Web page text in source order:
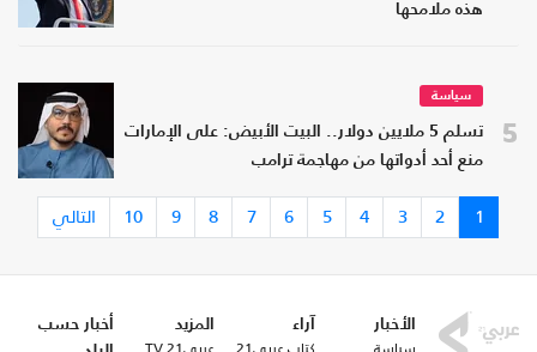
هذه ملامحها
5
سياسة
تسلم 5 ملايين دولار.. البيت الأبيض: على الإمارات
منع أحد أدواتها من مهاجمة ترامب
1
2
3
4
5
6
7
8
9
10 التالي
الأخبار آراء المزيد
أخبار حسب